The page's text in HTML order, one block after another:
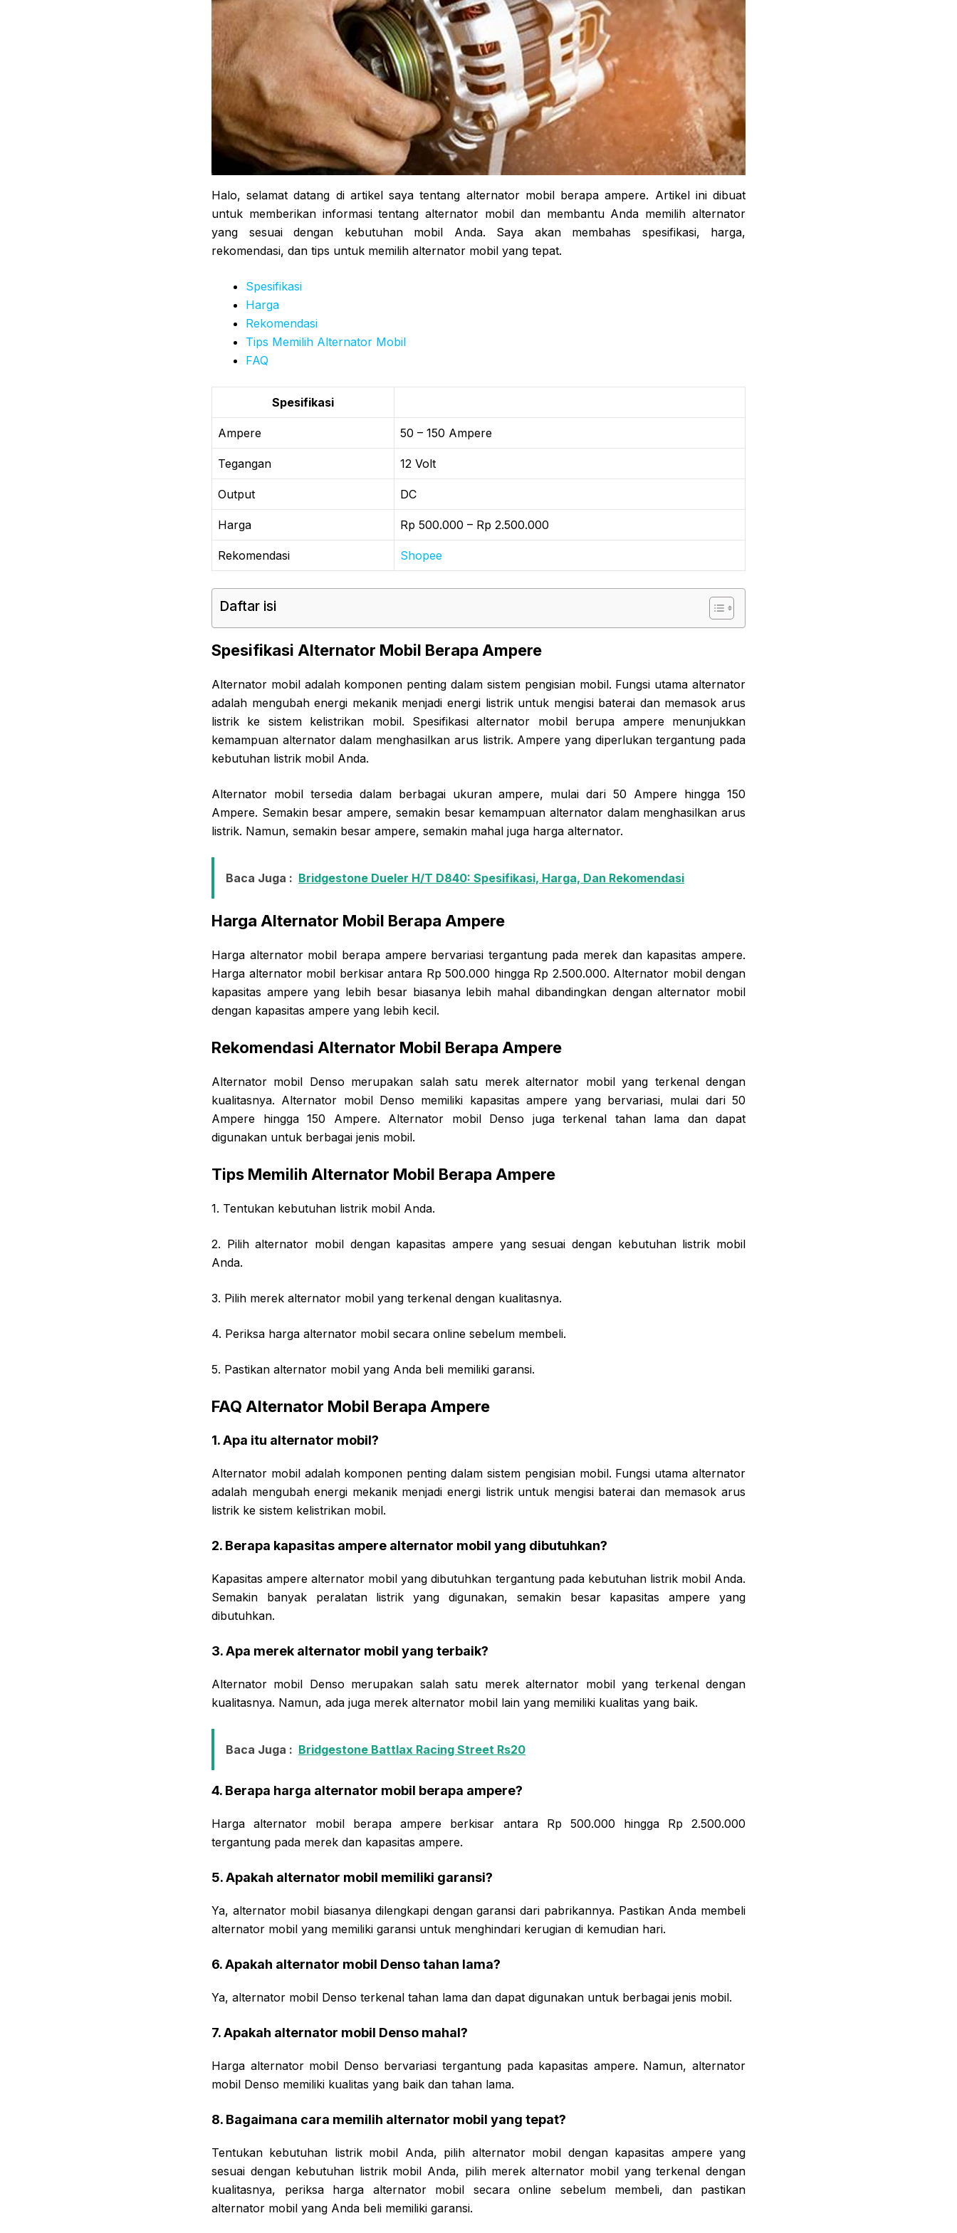
Halo, selamat datang di artikel saya tentang alternator mobil berapa ampere. Artikel ini dibuat
untuk memberikan informasi tentang alternator mobil dan membantu Anda memilih alternator
yang sesuai dengan kebutuhan mobil Anda. Saya akan membahas spesifikasi, harga,
rekomendasi, dan tips untuk memilih alternator mobil yang tepat.
Spesifikasi
Harga
Rekomendasi
Tips Memilih Alternator Mobil
FAQ
Spesifikasi
Ampere 50 – 150 Ampere
Tegangan 12 Volt
Output DC
Harga Rp 500.000 – Rp 2.500.000
Rekomendasi Shopee
Daftar isi
Spesifikasi Alternator Mobil Berapa Ampere
Alternator mobil adalah komponen penting dalam sistem pengisian mobil. Fungsi utama alternator
adalah mengubah energi mekanik menjadi energi listrik untuk mengisi baterai dan memasok arus
listrik ke sistem kelistrikan mobil. Spesifikasi alternator mobil berupa ampere menunjukkan
kemampuan alternator dalam menghasilkan arus listrik. Ampere yang diperlukan tergantung pada
kebutuhan listrik mobil Anda.
Alternator mobil tersedia dalam berbagai ukuran ampere, mulai dari 50 Ampere hingga 150
Ampere. Semakin besar ampere, semakin besar kemampuan alternator dalam menghasilkan arus
listrik. Namun, semakin besar ampere, semakin mahal juga harga alternator.
Baca Juga : Bridgestone Dueler H/T D840: Spesifikasi, Harga, Dan Rekomendasi
Harga Alternator Mobil Berapa Ampere
Harga alternator mobil berapa ampere bervariasi tergantung pada merek dan kapasitas ampere.
Harga alternator mobil berkisar antara Rp 500.000 hingga Rp 2.500.000. Alternator mobil dengan
kapasitas ampere yang lebih besar biasanya lebih mahal dibandingkan dengan alternator mobil
dengan kapasitas ampere yang lebih kecil.
Rekomendasi Alternator Mobil Berapa Ampere
Alternator mobil Denso merupakan salah satu merek alternator mobil yang terkenal dengan
kualitasnya. Alternator mobil Denso memiliki kapasitas ampere yang bervariasi, mulai dari 50
Ampere hingga 150 Ampere. Alternator mobil Denso juga terkenal tahan lama dan dapat
digunakan untuk berbagai jenis mobil.
Tips Memilih Alternator Mobil Berapa Ampere
1. Tentukan kebutuhan listrik mobil Anda.
2. Pilih alternator mobil dengan kapasitas ampere yang sesuai dengan kebutuhan listrik mobil
Anda.
3. Pilih merek alternator mobil yang terkenal dengan kualitasnya.
4. Periksa harga alternator mobil secara online sebelum membeli.
5. Pastikan alternator mobil yang Anda beli memiliki garansi.
FAQ Alternator Mobil Berapa Ampere
1. Apa itu alternator mobil?
Alternator mobil adalah komponen penting dalam sistem pengisian mobil. Fungsi utama alternator
adalah mengubah energi mekanik menjadi energi listrik untuk mengisi baterai dan memasok arus
listrik ke sistem kelistrikan mobil.
2. Berapa kapasitas ampere alternator mobil yang dibutuhkan?
Kapasitas ampere alternator mobil yang dibutuhkan tergantung pada kebutuhan listrik mobil Anda.
Semakin banyak peralatan listrik yang digunakan, semakin besar kapasitas ampere yang
dibutuhkan.
3. Apa merek alternator mobil yang terbaik?
Alternator mobil Denso merupakan salah satu merek alternator mobil yang terkenal dengan
kualitasnya. Namun, ada juga merek alternator mobil lain yang memiliki kualitas yang baik.
Baca Juga : Bridgestone Battlax Racing Street Rs20
4. Berapa harga alternator mobil berapa ampere?
Harga alternator mobil berapa ampere berkisar antara Rp 500.000 hingga Rp 2.500.000
tergantung pada merek dan kapasitas ampere.
5. Apakah alternator mobil memiliki garansi?
Ya, alternator mobil biasanya dilengkapi dengan garansi dari pabrikannya. Pastikan Anda membeli
alternator mobil yang memiliki garansi untuk menghindari kerugian di kemudian hari.
6. Apakah alternator mobil Denso tahan lama?
Ya, alternator mobil Denso terkenal tahan lama dan dapat digunakan untuk berbagai jenis mobil.
7. Apakah alternator mobil Denso mahal?
Harga alternator mobil Denso bervariasi tergantung pada kapasitas ampere. Namun, alternator
mobil Denso memiliki kualitas yang baik dan tahan lama.
8. Bagaimana cara memilih alternator mobil yang tepat?
Tentukan kebutuhan listrik mobil Anda, pilih alternator mobil dengan kapasitas ampere yang
sesuai dengan kebutuhan listrik mobil Anda, pilih merek alternator mobil yang terkenal dengan
kualitasnya, periksa harga alternator mobil secara online sebelum membeli, dan pastikan
alternator mobil yang Anda beli memiliki garansi.